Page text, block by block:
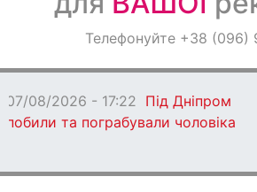
ОголошенняТелефонуйте +38 (096)
07/08/2026 - 17:18 Росіяни знову
атакували Дніпровський район